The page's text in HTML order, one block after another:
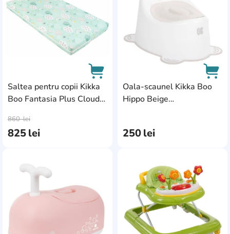
Saltea pentru copii Kikka
Boo Fantasia Plus Clouds
825lei
860lei
AddCardToCart
Oala-scaunel Kikka Boo
Hippo Beige
250lei
AddCardToFavourite